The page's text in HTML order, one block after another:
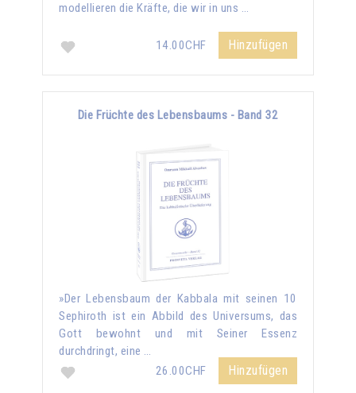
modellieren die Kräfte, die wir in uns …
14.00CHF Hinzufügen
Die Früchte des Lebensbaums - Band 32
»Der Lebensbaum der Kabbala mit seinen 10
Sephiroth ist ein Abbild des Universums, das
Gott bewohnt und mit Seiner Essenz
durchdringt, eine …
26.00CHF
Hinzufügen